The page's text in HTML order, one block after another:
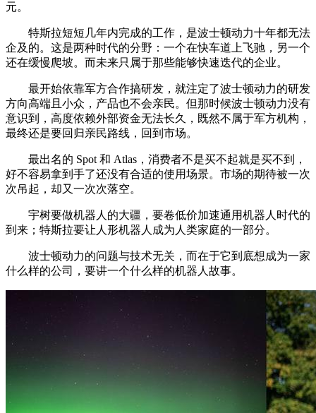
元。
特斯拉短短几年内完成的工作，是波士顿动力十年都无法
企及的。这是两种时代的分野：一个在快车道上飞驰，另一个
还在缓慢爬坡。而未来只属于那些能够快速迭代的企业。
最开始依靠军方合作搞研发，就注定了波士顿动力的研发
方向高端且小众，产品也不会亲民。但那时候波士顿动力没有
意识到，高度依赖外部资金无法长久，既然不属于军方机构，
最终还是要回归亲民路线，回到市场。
最出名的 Spot 和 Atlas，消费者不是买不起就是买不到，
好不容易拿到手了还没有合适的使用场景。市场的期待被一次
次吊起，却又一次次落空。
宇树要做机器人的大疆，要卷低价加速通用机器人时代的
到来；特斯拉要让人形机器人成为人类家庭的一部分。
波士顿动力的问题与技术无关，而在于它到底想成为一家
什么样的公司，要讲一个什么样的机器人故事。